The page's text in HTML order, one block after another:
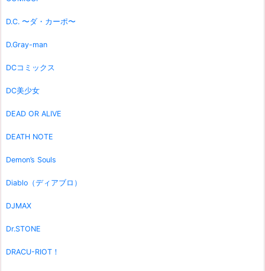
D.C. 〜ダ・カーポ〜
D.Gray-man
DCコミックス
DC美少女
DEAD OR ALIVE
DEATH NOTE
Demon’s Souls
Diablo（ディアブロ）
DJMAX
Dr.STONE
DRACU-RIOT！